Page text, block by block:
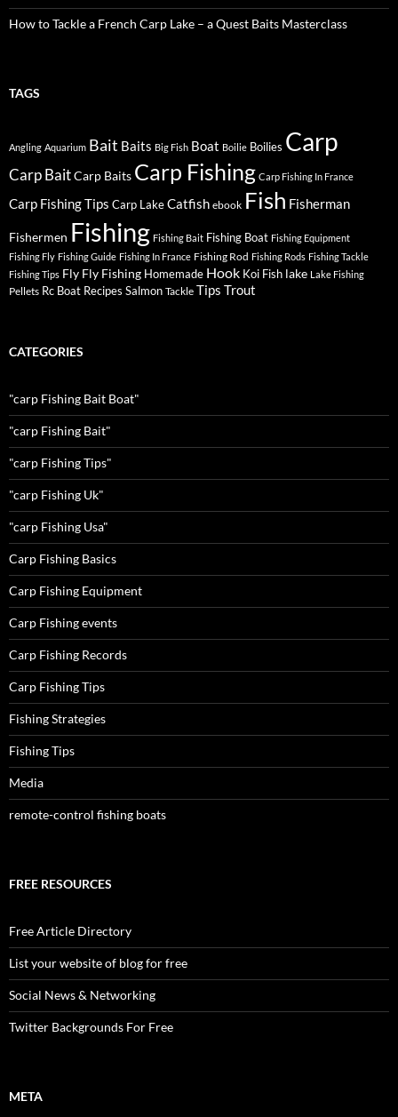
How to Tackle a French Carp Lake – a Quest Baits Masterclass
TAGS
Angling Aquarium Bait Baits Big Fish Boat Boilie Boilies Carp
Carp BaitCarp Baits Carp Fishing Carp Fishing In France
Carp Fishing Tips Carp LakeCatfish ebook Fish Fisherman
Fishermen Fishing Fishing Bait Fishing Boat Fishing Equipment
Fishing Fly Fishing Guide Fishing In France Fishing Rod Fishing Rods Fishing Tackle
Fishing Tips Fly Fly Fishing Homemade Hook Koi Fish lake Lake Fishing
Pellets Rc Boat Recipes Salmon Tackle Tips Trout
CATEGORIES
"carp Fishing Bait Boat"
"carp Fishing Bait"
"carp Fishing Tips"
"carp Fishing Uk"
"carp Fishing Usa"
Carp Fishing Basics
Carp Fishing Equipment
Carp Fishing events
Carp Fishing Records
Carp Fishing Tips
Fishing Strategies
Fishing Tips
Media
remote-control fishing boats
FREE RESOURCES
Free Article Directory
List your website of blog for free
Social News & Networking
Twitter Backgrounds For Free
META